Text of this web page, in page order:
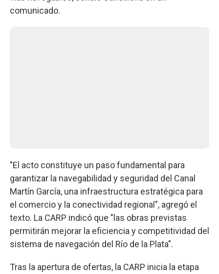
comunicado.
"El acto constituye un paso fundamental para
garantizar la navegabilidad y seguridad del Canal
Martín García, una infraestructura estratégica para
el comercio y la conectividad regional", agregó el
texto. La CARP indicó que "las obras previstas
permitirán mejorar la eficiencia y competitividad del
sistema de navegación del Río de la Plata".
Tras la apertura de ofertas, la CARP inicia la etapa